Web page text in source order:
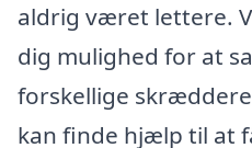
aldrig været lettere.
dig mulighed for at
forskellige
kan finde hjælp til at